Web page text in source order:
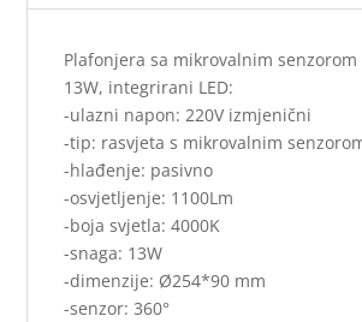
Plafonjera sa mikrovalnim senzorom
13W, integrirani LED:
-ulazni napon: 220V izmjenični
-tip: rasvjeta s mikrovalnim
-hlađenje: pasivno
-osvjetljenje: 1100Lm
-boja svjetla: 4000K
-snaga: 13W
-dimenzije: Ø254*90 mm
-senzor: 360°